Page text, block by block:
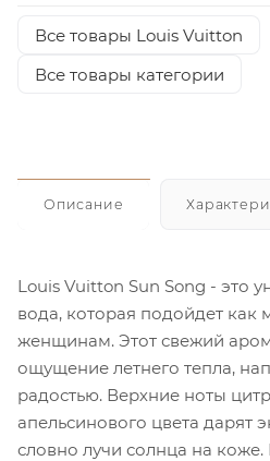
Все товары Louis Vuitton
Все товары категории
Описание
Louis Vuitton Sun Song - это
вода, которая подойдет как
женщинам. Этот свежий
ощущение летнего тепла,
радостью. Верхние ноты
апельсинового цвета дарят
словно лучи солнца на